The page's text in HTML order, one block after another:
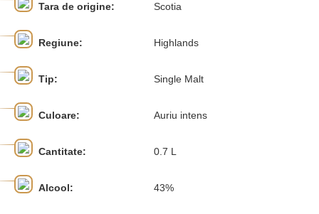
Tara de origine: Scotia
Regiune: Highlands
Tip: Single Malt
Culoare: Auriu intens
Cantitate: 0.7 L
Alcool: 43%